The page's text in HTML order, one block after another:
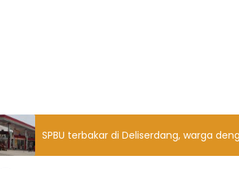
SPBU terbakar di Deliserdang, warga